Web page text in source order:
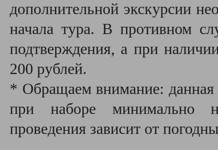
дополнительной экскурсии
начала тура. В противном
подтверждения, а при
200 рублей.
* Обращаем внимание: данная
при наборе минимально
проведения зависит от